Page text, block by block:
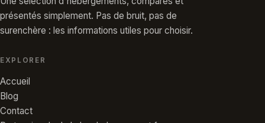
présentés simplement. Pas de bruit, pas de
surenchère : les informations utiles pour choisir.
EXPLORER
Accueil
Blog
Contact